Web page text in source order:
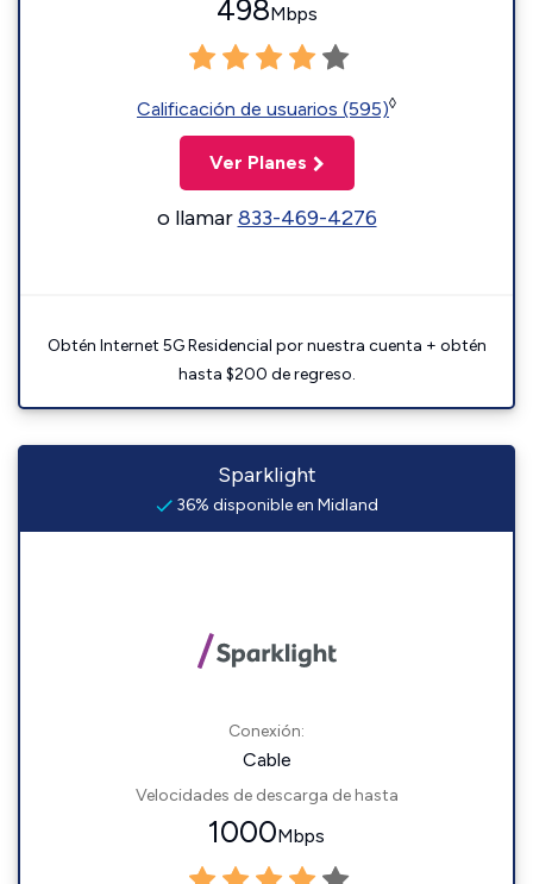
498Mbps
Calificación de usuarios (595)◊
Ver Planes
o llamar833-469-4276
Obtén Internet 5G Residencial por nuestra cuenta + obtén
hasta $200 de regreso.
Sparklight
36% disponible en Midland
Conexión:
Cable
Velocidades de descarga de hasta
1000Mbps